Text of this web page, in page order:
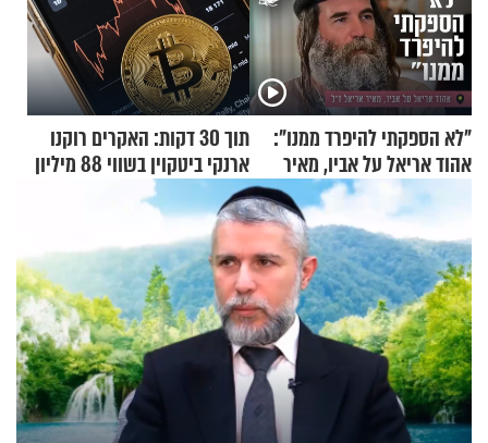
"לא הספקתי להיפרד ממנו":
אהוד אריאל על אביו, מאיר
אריאל ז"ל
תוך 30 דקות: האקרים רוקנו
ארנקי ביטקוין בשווי 88 מיליון
דולר